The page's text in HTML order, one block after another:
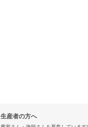
生産者の方へ